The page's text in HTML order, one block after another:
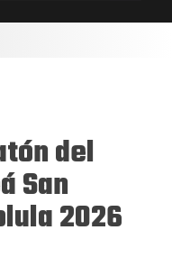
del
San
2026